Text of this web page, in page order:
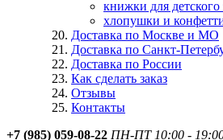
книжки для детского
хлопушки и
Доставка по Москве и МО
Доставка по Санкт-
Доставка по России
Как сделать заказ
Отзывы
Контакты
+7 (985) 059-08-22 ПН-ПТ 10:00 -